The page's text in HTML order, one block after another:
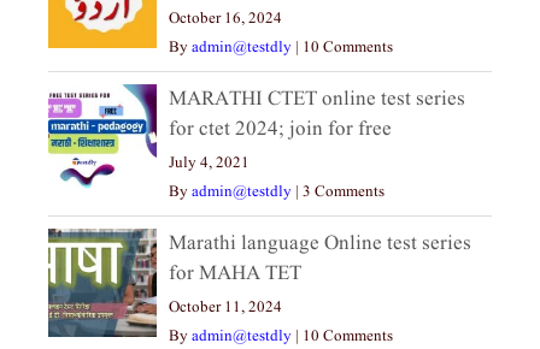
October 16, 2024
Byadmin@testdly | 10 Comments
MARATHI CTET online test series
for ctet 2024; join for free
July 4, 2021
Byadmin@testdly | 3 Comments
Marathi language Online test series
for MAHA TET
October 11, 2024
Byadmin@testdly | 10 Comments